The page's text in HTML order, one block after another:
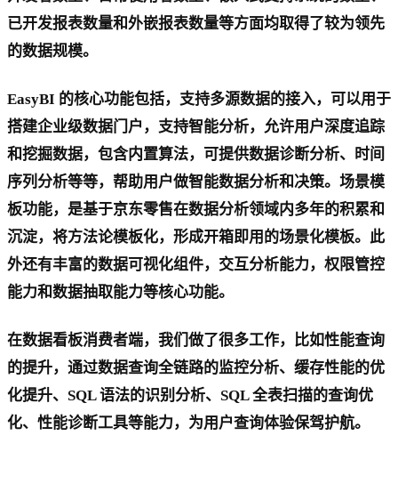
已开发报表数量和外嵌报表数量等方面均取得了较为领先
的数据规模。
EasyBI 的核心功能包括，支持多源数据的接入，可以用于
搭建企业级数据门户，支持智能分析，允许用户深度追踪
和挖掘数据，包含内置算法，可提供数据诊断分析、时间
序列分析等等，帮助用户做智能数据分析和决策。场景模
板功能，是基于京东零售在数据分析领域内多年的积累和
沉淀，将方法论模板化，形成开箱即用的场景化模板。此
外还有丰富的数据可视化组件，交互分析能力，权限管控
能力和数据抽取能力等核心功能。
在数据看板消费者端，我们做了很多工作，比如性能查询
的提升，通过数据查询全链路的监控分析、缓存性能的优
化提升、SQL 语法的识别分析、SQL 全表扫描的查询优
化、性能诊断工具等能力，为用户查询体验保驾护航。